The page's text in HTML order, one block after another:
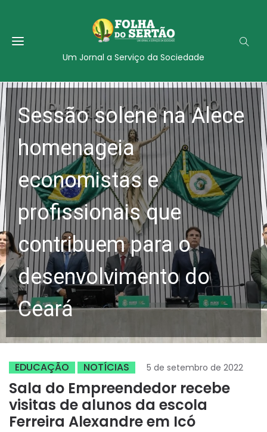
Um Jornal a Serviço da Sociedade
Sessão solene na Alece
homenageia
economistas e
profissionais que
contribuem para o
desenvolvimento do
Ceará
EDUCAÇÃO NOTÍCIAS 5 de setembro de 2022
Sala do Empreendedor recebe
visitas de alunos da escola
Ferreira Alexandre em Icó